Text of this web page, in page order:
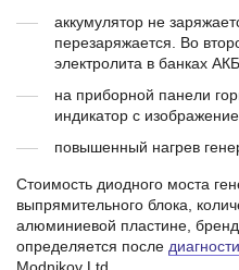
аккумулятор не
перезаряжается. Во
электролита в банках
на приборной панели
индикатор с
повышенный нагрев
Стоимость диодного моста
выпрямительного блока,
алюминиевой пластине,
определяется после